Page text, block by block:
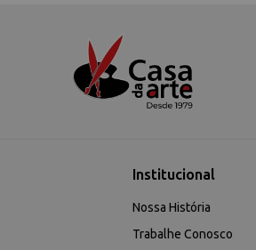
Institucional
Nossa História
Trabalhe Conosco